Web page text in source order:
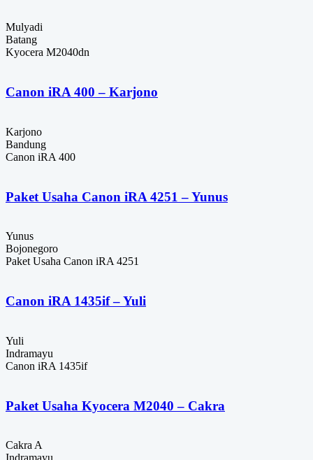
Mulyadi
Batang
Kyocera M2040dn
Canon iRA 400 – Karjono
Karjono
Bandung
Canon iRA 400
Paket Usaha Canon iRA 4251 – Yunus
Yunus
Bojonegoro
Paket Usaha Canon iRA 4251
Canon iRA 1435if – Yuli
Yuli
Indramayu
Canon iRA 1435if
Paket Usaha Kyocera M2040 – Cakra
Cakra A